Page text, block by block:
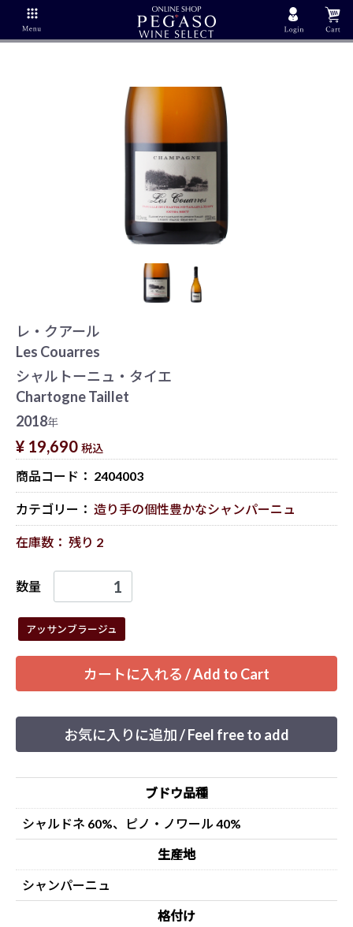
レ・クアール
Les Couarres
シャルトーニュ・タイエ
Chartogne Taillet
2018年
¥ 19,690 税込
商品コード： 2404003
カテゴリー： 造り手の個性豊かなシャンパーニュ
在庫数： 残り 2
数量
アッサンブラージュ
カートに入れる / Add to Cart
お気に入りに追加 / Feel free to add
ブドウ品種
シャルドネ 60%、ピノ・ノワール 40%
生産地
シャンパーニュ
格付け